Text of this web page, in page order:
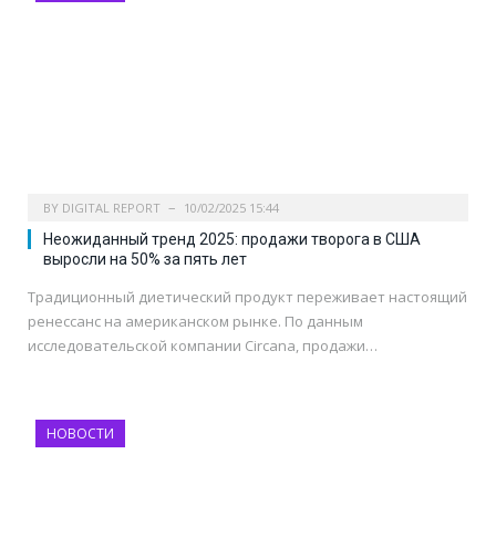
BY DIGITAL REPORT 10/02/2025 15:44
Неожиданный тренд 2025: продажи творога в США
выросли на 50% за пять лет
Традиционный диетический продукт переживает настоящий
ренессанс на американском рынке. По данным
исследовательской компании Circana, продажи…
НОВОСТИ